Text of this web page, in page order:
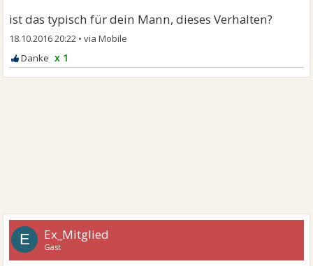
ist das typisch für dein Mann, dieses Verhalten?
18.10.2016 20:22 •
x 1
E Ex_Mitglied
Gast